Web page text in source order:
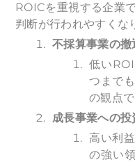
ROICを重視する企業
判断が行われやすくな
不採算事業の撤
低い
つまで
の観点で
成長事業への投
高い利
の強い